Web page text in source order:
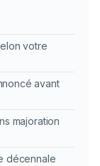
votre
avant
majoration
décennale